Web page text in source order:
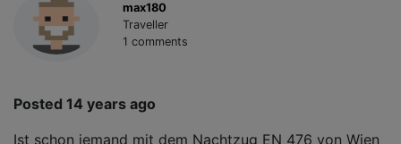
max180
Traveller
1 comments
Posted 14 years ago
Ist schon jemand mit dem Nachtzug EN 476 von Wien